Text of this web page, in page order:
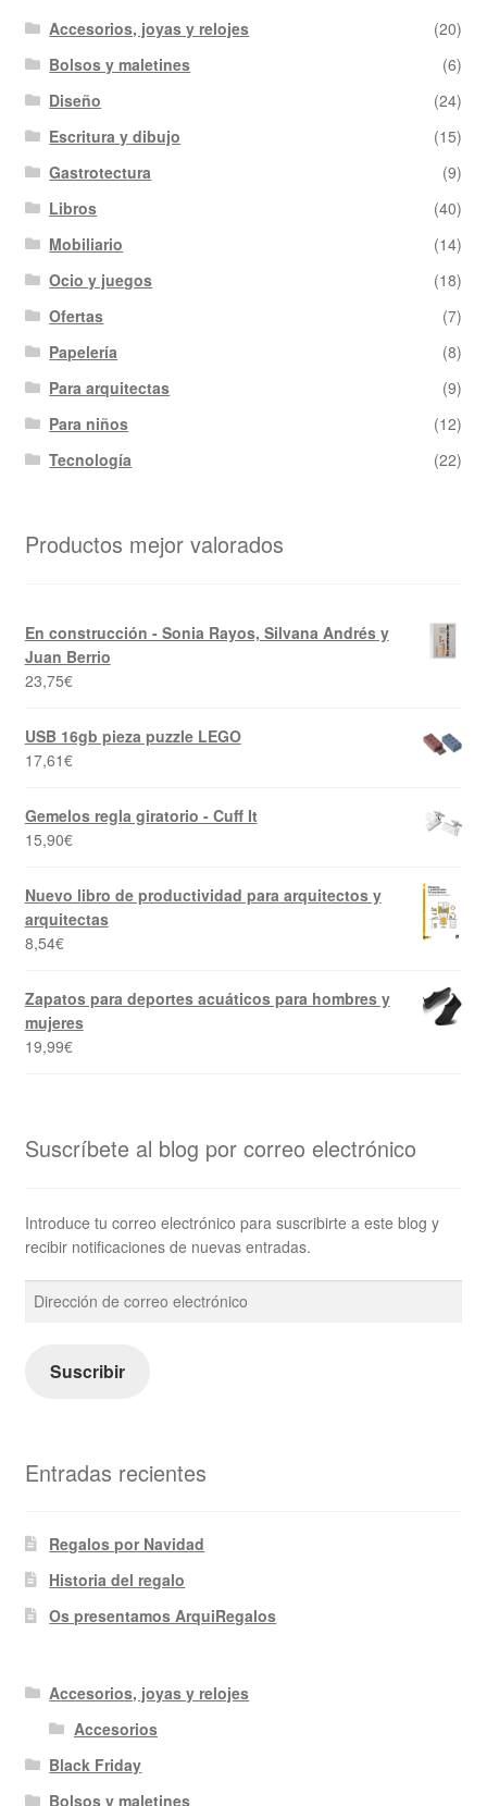
Accesorios, joyas y relojes
(20)
Bolsos y maletines
(6)
Diseño
(24)
Escritura y dibujo
(15)
Gastrotectura
(9)
Libros
(40)
Mobiliario
(14)
Ocio y juegos
(18)
Ofertas
(7)
Papelería
(8)
Para arquitectas
(9)
Para niños
(12)
Tecnología
(22)
Productos mejor valorados
En construcción - Sonia Rayos, Silvana Andrés y
Juan Berrio
23,75€
USB 16gb pieza puzzle LEGO
17,61€
Gemelos regla giratorio - Cuff It
15,90€
Nuevo libro de productividad para arquitectos y
arquitectas
8,54€
Zapatos para deportes acuáticos para hombres y
mujeres
19,99€
Suscríbete al blog por correo electrónico
Introduce tu correo electrónico para suscribirte a este blog y
recibir notificaciones de nuevas entradas.
Dirección
de
electrónico
Suscribir
Entradas recientes
Regalos por Navidad
Historia del regalo
Os presentamos ArquiRegalos
Accesorios, joyas y relojes
Accesorios
Black Friday
Bolsos y maletines